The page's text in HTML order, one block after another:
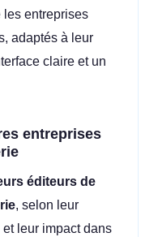
les entreprises
adaptés à leur
claire et un
entreprises
éditeurs de
, selon leur
leur impact dans